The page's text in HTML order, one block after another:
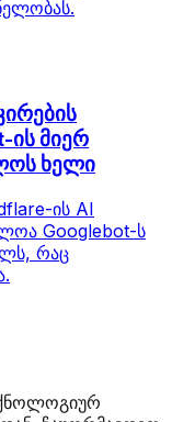
ის მიერ
ხელი
ის AI
Googlebot-ს
რაც